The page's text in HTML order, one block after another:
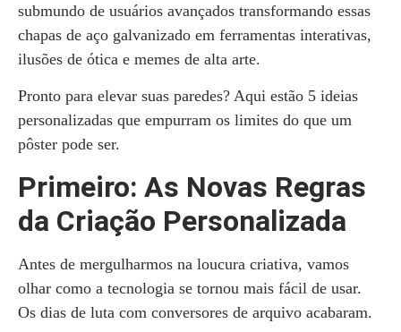
submundo de usuários avançados transformando essas
chapas de aço galvanizado em ferramentas interativas,
ilusões de ótica e memes de alta arte.
Pronto para elevar suas paredes? Aqui estão 5 ideias
personalizadas que empurram os limites do que um
pôster pode ser.
Primeiro: As Novas Regras
da Criação Personalizada
Antes de mergulharmos na loucura criativa, vamos
olhar como a tecnologia se tornou mais fácil de usar.
Os dias de luta com conversores de arquivo acabaram.